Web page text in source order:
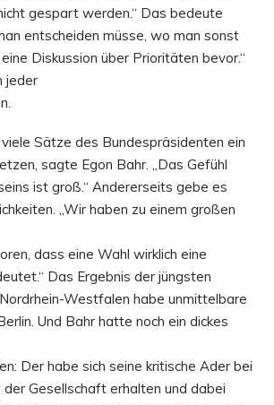
gespart werden.“ Das bedeute
entscheiden müsse, wo man sonst
Diskussion über Prioritäten bevor.“
jeder
Sätze des Bundespräsidenten ein
sagte Egon Bahr. „Das Gefühl
ist groß.“ Andererseits gebe es
„Wir haben zu einem großen
dass eine Wahl wirklich eine
Das Ergebnis der jüngsten
Westfalen habe unmittelbare
Und Bahr hatte noch ein dickes
Der habe sich seine kritische Ader bei
der Gesellschaft erhalten und dabei